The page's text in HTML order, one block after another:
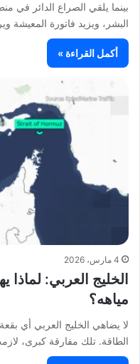
بينما يلقي الصراع الدائر في
البشر، ويزيد فاتورة المعيشة
أكمل القراءة »
4 مارس، 2026
الخليج العربي: لماذا
مياهه؟
لا يضاهي الخليج العربي أي
الطاقة. تلك مفارقة كبرى،